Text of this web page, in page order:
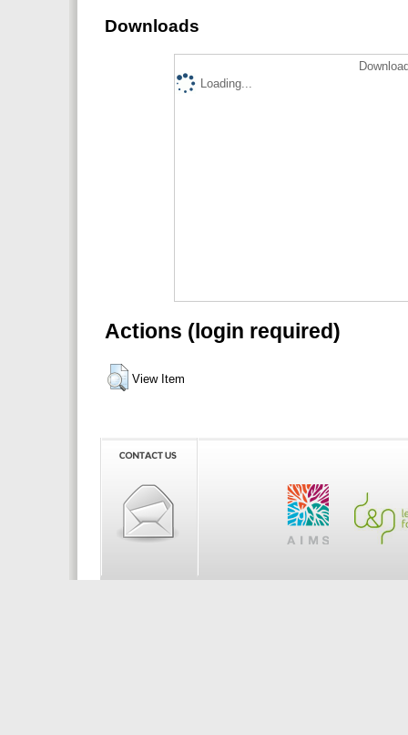
Downloads
Loading...
Actions (login required)
View Item